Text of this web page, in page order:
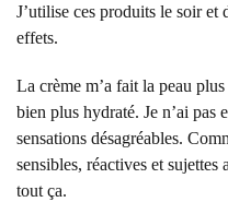
J’utilise ces produits le soir et
effets.
La crème m’a fait la peau
bien plus hydraté. Je n’ai pas
sensations désagréables.
sensibles, réactives et
tout ça.